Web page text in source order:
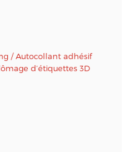
/ Autocollant adhésif
d’étiquettes 3D